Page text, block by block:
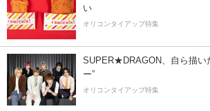
い
オリコンタイアップ特集
SUPER★DRAGON、自ら描い
ー”
オリコンタイアップ特集